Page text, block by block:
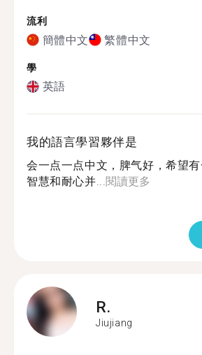
流利
簡體中文 繁體中文
學
英語
我的語言學習夥伴是
会一点一点中文，脾气好，希望有
智慧和耐心并...閱讀更多
R.
Jiujiang